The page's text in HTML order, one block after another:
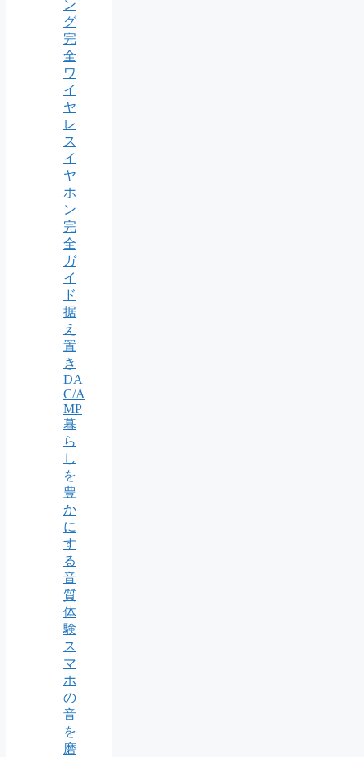
ン
グ
完
全
ワ
イ
ヤ
レ
ス
イ
ヤ
ホ
ン
完
全
ガ
イ
ド
据
え
置
き
DA
C/A
MP
暮
ら
し
を
豊
か
に
す
る
音
質
体
験
ス
マ
ホ
の
音
を
磨